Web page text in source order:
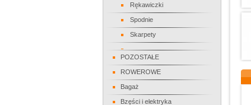
Rękawiczki
Spodnie
Skarpety
POZOSTAŁE
ROWEROWE
Bagaż
Bzęści i elektryka